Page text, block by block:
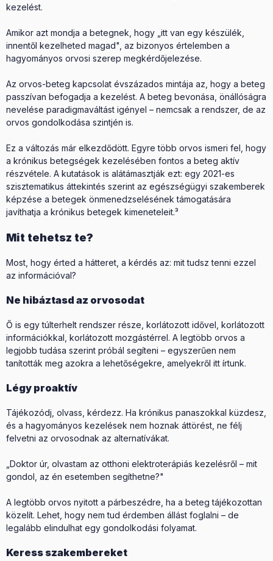
kezelést.
Amikor azt mondja a betegnek, hogy „itt van egy készülék,
innentől kezelheted magad", az bizonyos értelemben a
hagyományos orvosi szerep megkérdőjelezése.
Az orvos-beteg kapcsolat évszázados mintája az, hogy a beteg
passzívan befogadja a kezelést. A beteg bevonása, önállóságra
nevelése paradigmaváltást igényel – nemcsak a rendszer, de az
orvos gondolkodása szintjén is.
Ez a változás már elkezdődött. Egyre több orvos ismeri fel, hogy
a krónikus betegségek kezelésében fontos a beteg aktív
részvétele. A kutatások is alátámasztják ezt: egy 2021-es
szisztematikus áttekintés szerint az egészségügyi szakemberek
képzése a betegek önmenedzselésének támogatására
javíthatja a krónikus betegek kimeneteleit.³
Mit tehetsz te?
Most, hogy érted a hátteret, a kérdés az: mit tudsz tenni ezzel
az információval?
Ne hibáztasd az orvosodat
Ő is egy túlterhelt rendszer része, korlátozott idővel, korlátozott
információkkal, korlátozott mozgástérrel. A legtöbb orvos a
legjobb tudása szerint próbál segíteni – egyszerűen nem
tanították meg azokra a lehetőségekre, amelyekről itt írtunk.
Légy proaktív
Tájékozódj, olvass, kérdezz. Ha krónikus panaszokkal küzdesz,
és a hagyományos kezelések nem hoznak áttörést, ne félj
felvetni az orvosodnak az alternatívákat.
„Doktor úr, olvastam az otthoni elektroterápiás kezelésről – mit
gondol, az én esetemben segíthetne?"
A legtöbb orvos nyitott a párbeszédre, ha a beteg tájékozottan
közelít. Lehet, hogy nem tud érdemben állást foglalni – de
legalább elindulhat egy gondolkodási folyamat.
Keress szakembereket